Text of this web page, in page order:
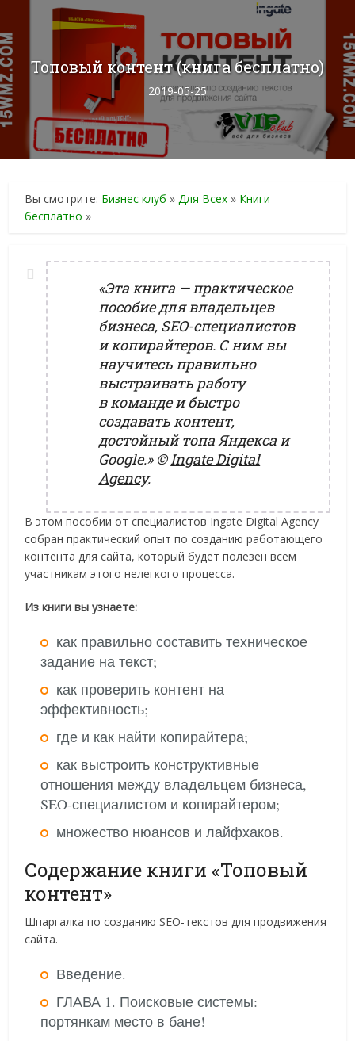
Топовый контент (книга бесплатно)
2019-05-25
Вы смотрите: Бизнес клуб »Для Всех » Книги
бесплатно »
«Эта книга — практическое
пособие для владельцев
бизнеса, SEO-специалистов
и копирайтеров. С ним вы
научитесь правильно
выстраивать работу
в команде и быстро
создавать контент,
достойный топа Яндекса и
Google.»©Ingate Digital
Agency.
В этом пособии от специалистов Ingate Digital Agency
собран практический опыт по созданию работающего
контента для сайта, который будет полезен всем
участникам этого нелегкого процесса.
Из книги вы узнаете:
как правильно составить техническое
задание на текст;
как проверить контент на
эффективность;
где и как найти копирайтера;
как выстроить конструктивные
отношения между владельцем бизнеса,
SEO-специалистом и копирайтером;
множество нюансов и лайфхаков.
Содержание книги «Топовый
контент»
Шпаргалка по созданию SEO-текстов для продвижения
сайта.
Введение.
ГЛАВА 1. Поисковые системы:
портянкам место в бане!